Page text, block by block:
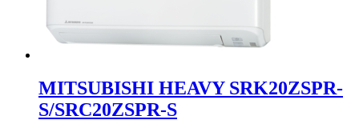
MITSUBISHI HEAVY SRK20ZSPR-
S/SRC20ZSPR-S